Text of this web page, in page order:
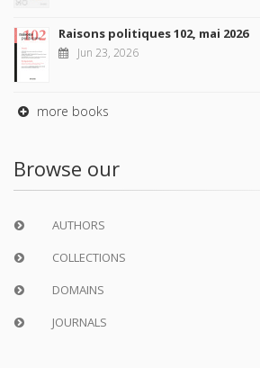
Raisons politiques 102, mai 2026
Jun 23, 2026
more books
Browse our
AUTHORS
COLLECTIONS
DOMAINS
JOURNALS